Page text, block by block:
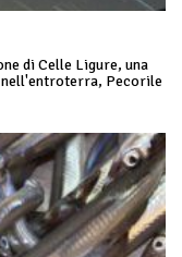
di Celle Ligure, una
nell'entroterra, Pecorile